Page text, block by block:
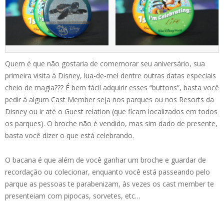
Quem é que não gostaria de comemorar seu aniversário, sua
primeira visita à Disney, lua-de-mel dentre outras datas especiais
cheio de magia??? É bem fácil adquirir esses “buttons”, basta você
pedir à algum Cast Member seja nos parques ou nos Resorts da
Disney ou ir até o Guest relation (que ficam localizados em todos
os parques). O broche não é vendido, mas sim dado de presente,
basta você dizer o que está celebrando.
O bacana é que além de você ganhar um broche e guardar de
recordação ou colecionar, enquanto você está passeando pelo
parque as pessoas te parabenizam, às vezes os cast member te
presenteiam com pipocas, sorvetes, etc…